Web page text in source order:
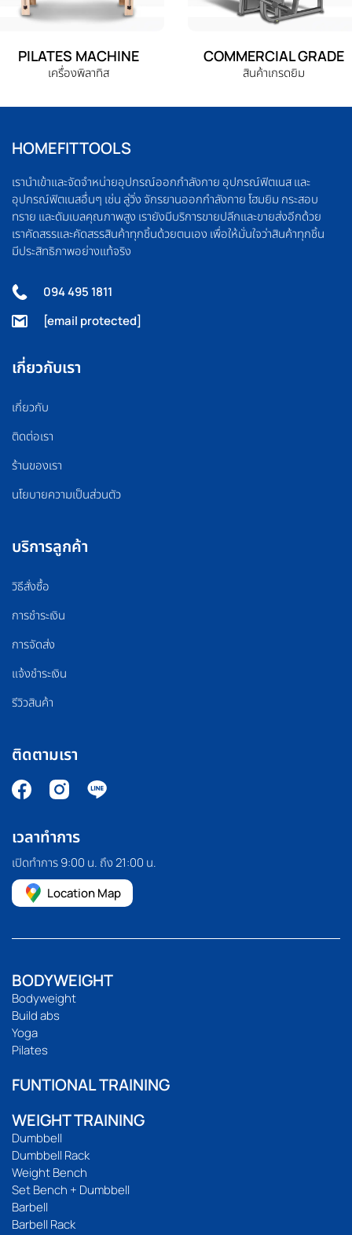
PILATES MACHINE
เครื่องพิลาทิส
COMMERCIAL GRADE
สินค้าเกรดยิม
HOMEFITTOOLS
เรานำเข้าและจัดจำหน่ายอุปกรณ์ออกกำลังกาย อุปกรณ์ฟิตเนส และ
อุปกรณ์ฟิตเนสอื่นๆ เช่น ลู่วิ่ง จักรยานออกกำลังกาย โฮมยิม กระสอบ
ทราย และดัมเบลคุณภาพสูง เรายังมีบริการขายปลีกและขายส่งอีกด้วย
เราคัดสรรและคัดสรรสินค้าทุกชิ้นด้วยตนเอง เพื่อให้มั่นใจว่าสินค้าทุกชิ้น
มีประสิทธิภาพอย่างแท้จริง
094 495 1811
[email protected]
เกี่ยวกับเรา
เกี่ยวกับ
ติดต่อเรา
ร้านของเรา
นโยบายความเป็นส่วนตัว
บริการลูกค้า
วิธีสั่งซื้อ
การชำระเงิน
การจัดส่ง
แจ้งชำระเงิน
รีวิวสินค้า
ติดตามเรา
เวลาทำการ
เปิดทำการ 9:00 น. ถึง 21:00 น.
Location Map
BODYWEIGHT
Bodyweight
Build abs
Yoga
Pilates
FUNTIONAL TRAINING
WEIGHT TRAINING
Dumbbell
Dumbbell Rack
Weight Bench
Set Bench + Dumbbell
Barbell
Barbell Rack